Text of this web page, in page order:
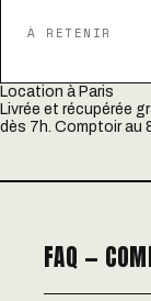
À RETENIR
Location à Paris
Livrée et récupérée
dès 7h. Comptoir au
FAQ —